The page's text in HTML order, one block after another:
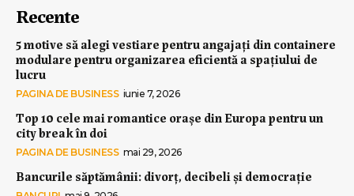
Recente
5 motive să alegi vestiare pentru angajați din containere
modulare pentru organizarea eficientă a spațiului de
lucru
PAGINA DE BUSINESS iunie 7, 2026
Top 10 cele mai romantice orașe din Europa pentru un
city break în doi
PAGINA DE BUSINESS mai 29, 2026
Bancurile săptămânii: divorț, decibeli și democrație